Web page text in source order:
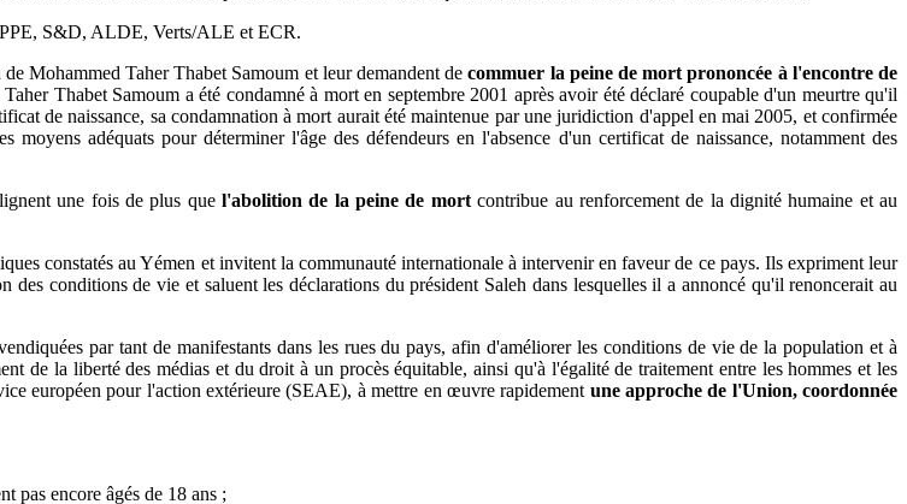
PPE, S&D, ALDE, Verts/ALE et ECR.
Mohammed Taher Thabet Samoum et leur demandent decommuer la peine de mort prononcée à l'encontre de
Thabet Samoum a été condamné à mort en septembre 2001 après avoir été déclaré coupable d'un meurtre qu'il
de naissance, sa condamnation à mort aurait été maintenue par une juridiction d'appel en mai 2005, et confirmée
adéquats pour déterminer l'âge des défendeurs en l'absence d'un certificat de naissance, notamment des
une fois de plus quel'abolition de la peine de mortcontribue au renforcement de la dignité humaine et au
constatés au Yémen et invitent la communauté internationale à intervenir en faveur de ce pays. Ils expriment leur
conditions de vie et saluent les déclarations du président Saleh dans lesquelles il a annoncé qu'il renoncerait au
par tant de manifestants dans les rues du pays, afin d'améliorer les conditions de vie de la population et à
de la liberté des médias et du droit à un procès équitable, ainsi qu'à l'égalité de traitement entre les hommes et les
européen pour l'action extérieure (SEAE), à mettre en œuvre rapidement une approche de l'Union, coordonnée
pas encore âgés de 18 ans ;